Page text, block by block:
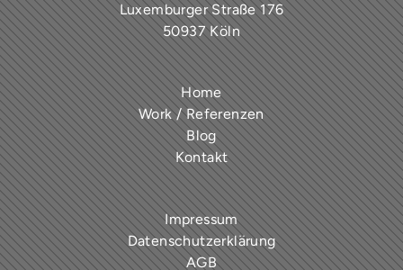
Luxemburger Straße 176
50937 Köln
Home
Work / Referenzen
Blog
Kontakt
Impressum
Datenschutzerklärung
AGB